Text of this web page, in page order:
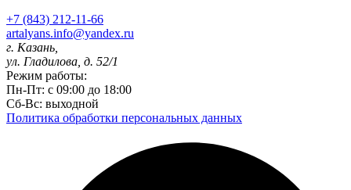
+7 (843) 212-11-66
artalyans.info@yandex.ru
г. Казань,
ул. Гладилова, д. 52/1
Режим работы:
Пн-Пт: с 09:00 до 18:00
Сб-Вс: выходной
Политика обработки персональных данных